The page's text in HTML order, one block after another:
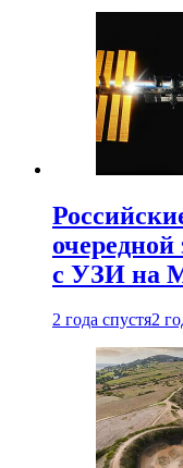
очередной
с УЗИ на
2 года спустя2